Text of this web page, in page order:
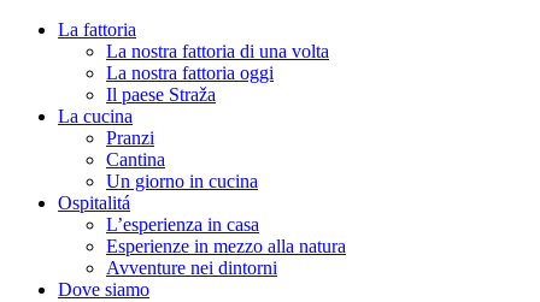
La fattoria
La nostra fattoria di una volta
La nostra fattoria oggi
Il paese Straža
La cucina
Pranzi
Cantina
Un giorno in cucina
Ospitalitá
L’esperienza in casa
Esperienze in mezzo alla natura
Avventure nei dintorni
Dove siamo